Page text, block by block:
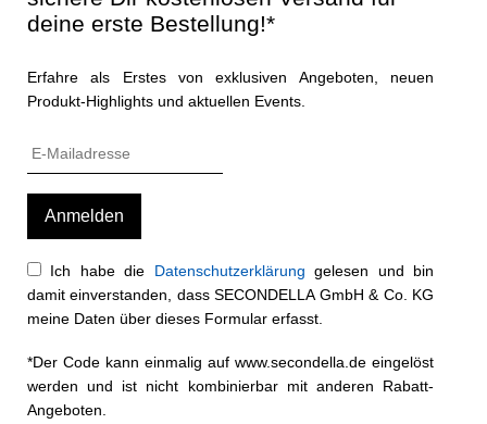
deine erste Bestellung!*
Erfahre als Erstes von exklusiven Angeboten, neuen
Produkt-Highlights und aktuellen Events.
Ich habe die Datenschutzerklärung gelesen und bin
damit einverstanden, dass SECONDELLA GmbH & Co. KG
meine Daten über dieses Formular erfasst.
*Der Code kann einmalig auf www.secondella.de eingelöst
werden und ist nicht kombinierbar mit anderen Rabatt-
Angeboten.